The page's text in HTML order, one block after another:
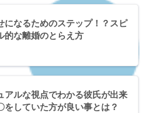
になるためのステップ！？スピ
的な離婚のとらえ方
アルな視点でわかる彼氏が出来
をしていた方が良い事とは？